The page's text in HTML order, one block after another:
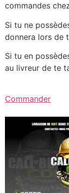
commandes
Si tu ne
donnera lors de
Si tu en
au livreur de te
Commander